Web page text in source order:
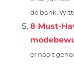
de bank.
8 Must-
er nooit